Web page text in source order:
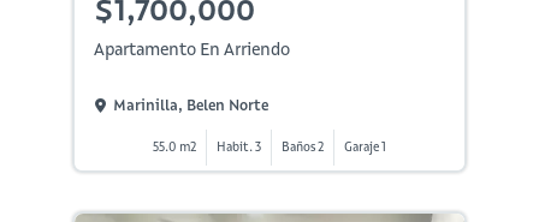
$1,700,000
Apartamento En Arriendo
Marinilla, Belen Norte
55.0 m2 Habit. 3 Baños 2 Garaje 1